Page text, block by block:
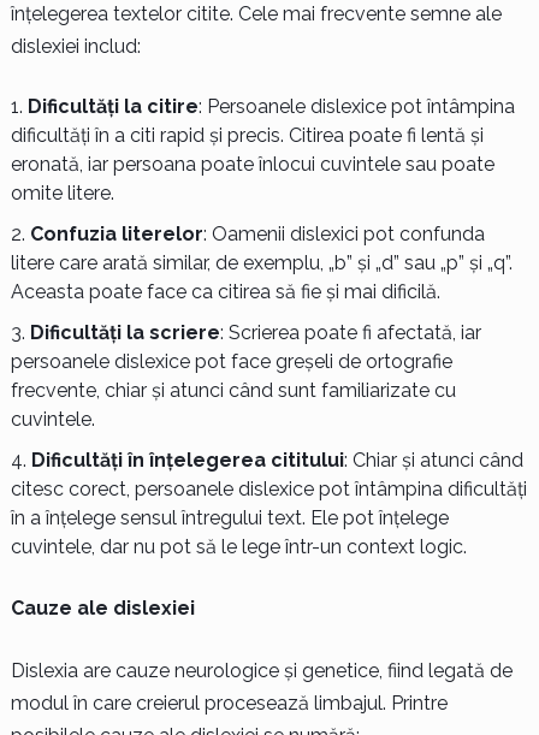
înțelegerea textelor citite. Cele mai frecvente semne ale
dislexiei includ:
Dificultăți la citire: Persoanele dislexice pot întâmpina
dificultăți în a citi rapid și precis. Citirea poate fi lentă și
eronată, iar persoana poate înlocui cuvintele sau poate
omite litere.
Confuzia literelor: Oamenii dislexici pot confunda
litere care arată similar, de exemplu, „b” și „d” sau „p” și „q”.
Aceasta poate face ca citirea să fie și mai dificilă.
Dificultăți la scriere: Scrierea poate fi afectată, iar
persoanele dislexice pot face greșeli de ortografie
frecvente, chiar și atunci când sunt familiarizate cu
cuvintele.
Dificultăți în înțelegerea cititului: Chiar și atunci când
citesc corect, persoanele dislexice pot întâmpina dificultăți
în a înțelege sensul întregului text. Ele pot înțelege
cuvintele, dar nu pot să le lege într-un context logic.
Cauze ale dislexiei
Dislexia are cauze neurologice și genetice, fiind legată de
modul în care creierul procesează limbajul. Printre